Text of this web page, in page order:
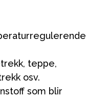
teppe,
osv.
som blir